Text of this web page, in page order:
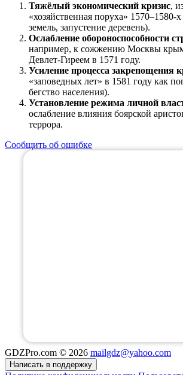
Тяжёлый экономический кризис,
«хозяйственная поруха» 1570–1580-х
земель, запустение деревень).
Ослабление обороноспособности
например, к сожжению Москвы
Девлет-Гиреем в 1571 году.
Усиление процесса закрепощения
«заповедных лет» в 1581 году как
бегство населения).
Установление режима личной
ослабление влияния боярской
террора.
Сообщить об ошибке
GDZPro.com © 2026 mailgdz@yahoo.com
Написать в поддержку